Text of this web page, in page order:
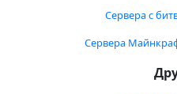
Сервера с
Сервера